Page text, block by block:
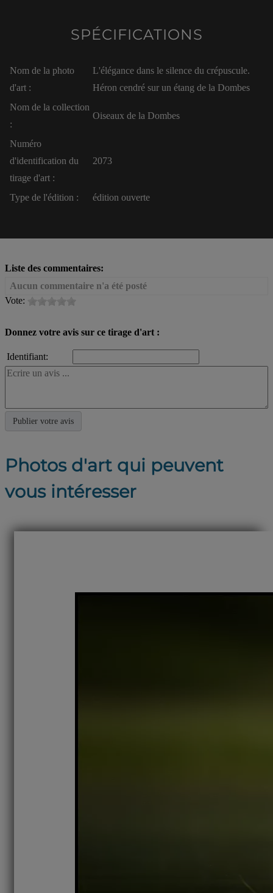
SPÉCIFICATIONS
Nom de la photo
d'art :
L'élégance dans le silence du crépuscule.
Héron cendré sur un étang de la Dombes
Nom de la collection
:
Oiseaux de la Dombes
Numéro
d'identification du
tirage d'art :
2073
Type de l'édition : édition ouverte
Liste des commentaires:
Aucun commentaire n'a été posté
Vote:
Donnez votre avis sur ce tirage d'art :
Identifiant:
Photos d'art qui peuvent
vous intéresser